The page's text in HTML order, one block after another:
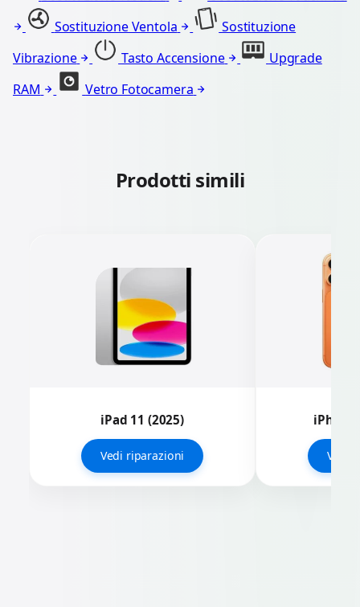
Sostituzione Ventola
Sostituzione
Vibrazione
Tasto Accensione
Upgrade
RAM
Vetro Fotocamera
Prodotti simili
iPad 11 (2025)
Vedi riparazioni
iPhone
Vedi